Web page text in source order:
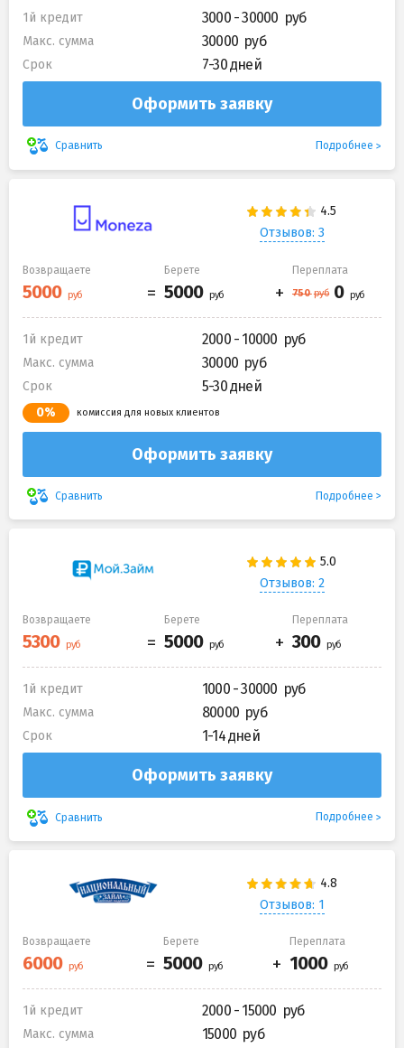
1й кредит 3000 - 30000
Макс. сумма 30000
Срок 7-30 дней
Оформить заявку
Сравнить Подробнее
Отзывов: 3
Возвращаете Берете Переплата
1й кредит 2000 - 10000
Макс. сумма 30000
Срок 5-30 дней
0% комиссия для новых клиентов
Оформить заявку
Сравнить Подробнее
Отзывов: 2
Возвращаете Берете Переплата
1й кредит 1000 - 30000
Макс. сумма 80000
Срок 1-14 дней
Оформить заявку
Сравнить Подробнее
Отзывов: 1
Возвращаете Берете Переплата
1й кредит 2000 - 15000
Макс. сумма 15000